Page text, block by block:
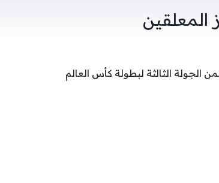
المعلقين
الثالثة لبطولة كأس العالم